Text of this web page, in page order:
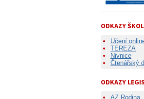
ODKAZY
Učení
TEREZA
Nivnice
Čtenářský
ODKAZY
AZ Rodina